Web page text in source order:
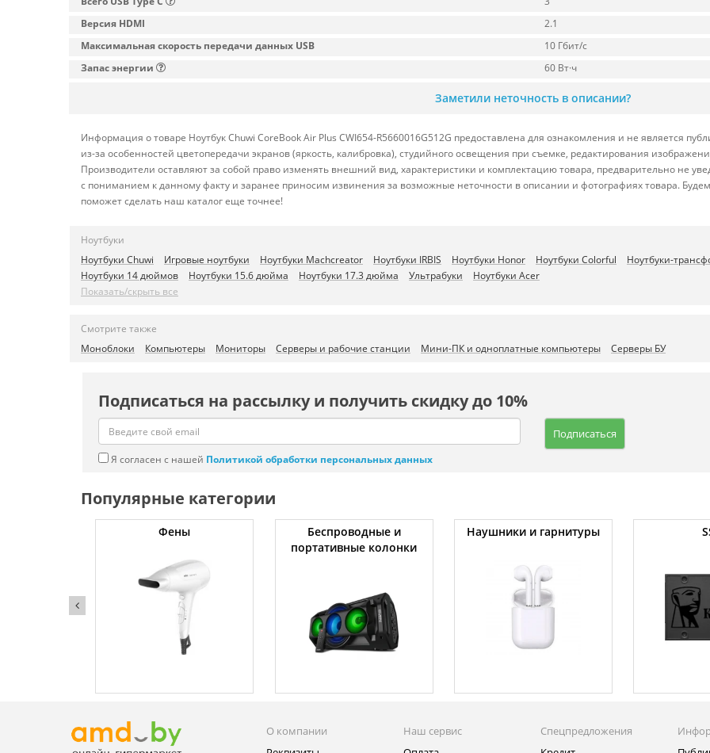
Версия HDMI
2.1
Максимальная скорость передачи данных USB
10 Гбит/с
Запас энергии
60 Вт·ч
Заметили неточность в описании?
Информация о товаре Ноутбук Chuwi CoreBook Air Plus CWI654-R5660016G512G предоставлена для ознакомления и не является
из-за особенностей цветопередачи экранов (яркость, калибровка), студийного освещения при съемке, редактирования
Производители оставляют за собой право изменять внешний вид, характеристики и комплектацию товара, предварительно не
с пониманием к данному факту и заранее приносим извинения за возможные неточности в описании и фотографиях товара.
поможет сделать наш каталог еще точнее!
Ноутбуки
Ноутбуки Chuwi
Игровые ноутбуки Ноутбуки Machcreator Ноутбуки IRBIS Ноутбуки Honor Ноутбуки Colorful Ноутбуки-
Ноутбуки 14 дюймов
Ноутбуки 15.6 дюйма Ноутбуки 17.3 дюйма Ультрабуки
Ноутбуки Acer
Показать/скрыть все
Смотрите также
Моноблоки
Компьютеры Мониторы Серверы и рабочие станции Мини-ПК и одноплатные компьютеры Серверы БУ
Подписаться на рассылку и получить скидку до 10%
Подписаться
Я согласен с нашей Политикой обработки персональных данных
Популярные категории
Фены
Беспроводные и
портативные колонки
Наушники и гарнитуры
О компании
Наш сервис
Спецпредложения